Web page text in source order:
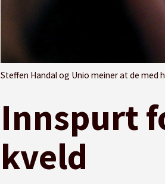
Steffen Handal og Unio meiner at de
Innspurt
kveld